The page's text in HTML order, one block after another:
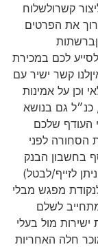
קשרולשלוח
את הפרטים
לכם במכירת
קשר ישיר עם
וכן על אמינות
גם בנושא
העודף שלכם
הסחורה לפני
בחשבון הבנק
לזייף/לבטל)
מפגש מבלי
לשלם
מול בעלי
חלה האחריות